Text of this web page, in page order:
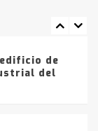
en la
de
del